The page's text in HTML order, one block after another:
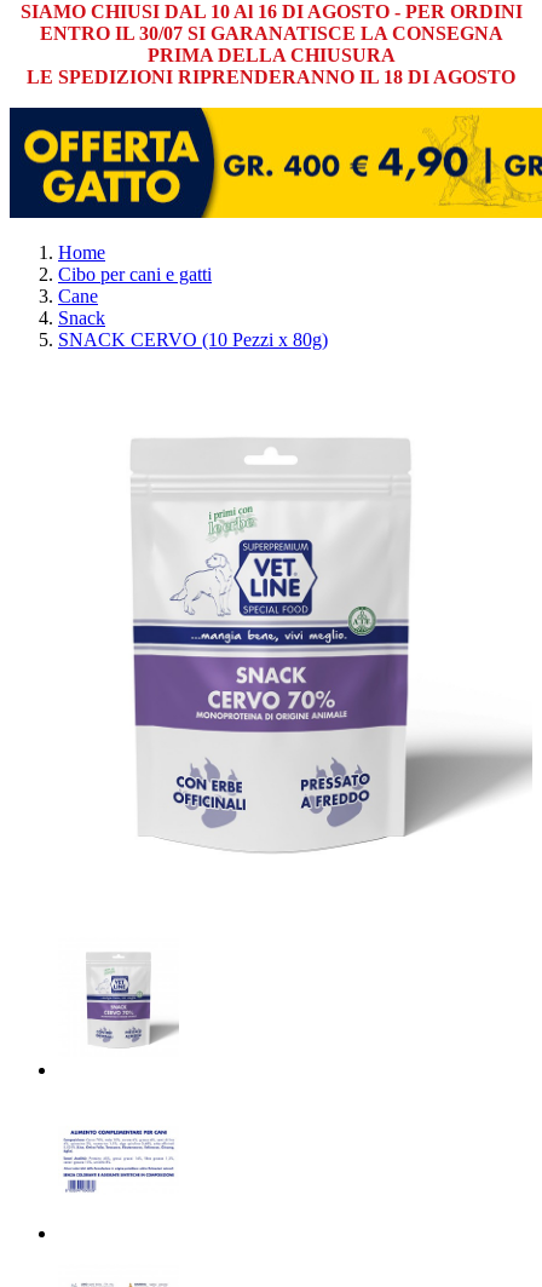
SIAMO CHIUSI DAL 10 Al 16 DI AGOSTO - PER ORDINI
ENTRO IL 30/07 SI GARANATISCE LA CONSEGNA
PRIMA DELLA CHIUSURA
LE SPEDIZIONI RIPRENDERANNO IL 18 DI AGOSTO
Home
Cibo per cani e gatti
Cane
Snack
SNACK CERVO (10 Pezzi x 80g)